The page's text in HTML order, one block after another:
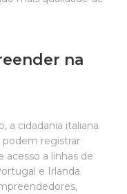
na
a cidadania italiana
podem registrar
acesso a linhas de
e Irlanda